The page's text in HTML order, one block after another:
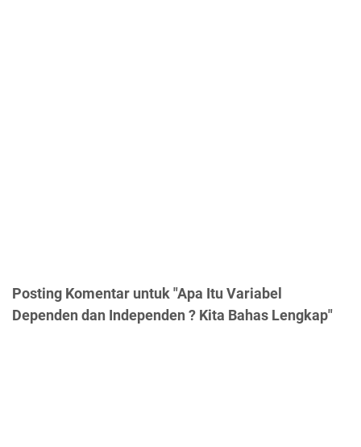
Posting Komentar untuk "Apa Itu Variabel
Dependen dan Independen ? Kita Bahas Lengkap"